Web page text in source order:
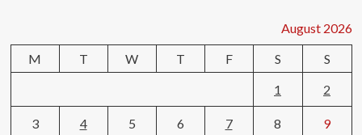
August 2026
M
T W T F S
S
1
2
3 4 5 6 7 8 9